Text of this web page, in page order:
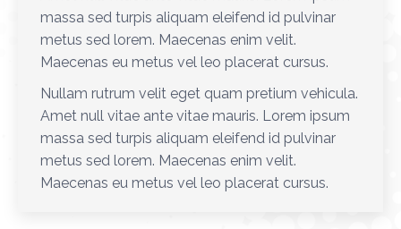
massa sed turpis aliquam eleifend id pulvinar
metus sed lorem. Maecenas enim velit.
Maecenas eu metus vel leo placerat cursus.
Nullam rutrum velit eget quam pretium vehicula.
Amet null vitae ante vitae mauris. Lorem ipsum
massa sed turpis aliquam eleifend id pulvinar
metus sed lorem. Maecenas enim velit.
Maecenas eu metus vel leo placerat cursus.